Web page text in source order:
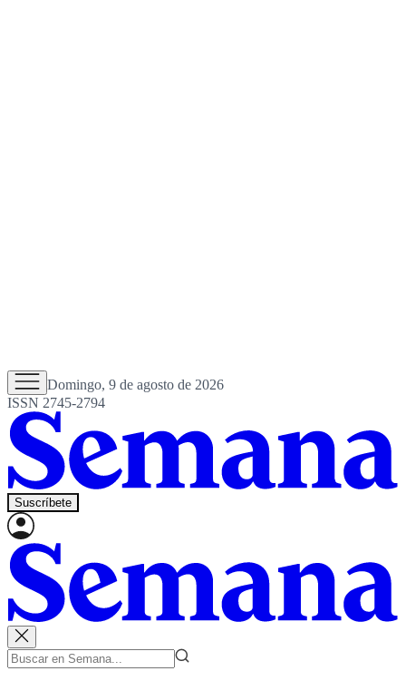
Domingo, 9 de agosto de 2026
ISSN 2745-2794
Suscríbete